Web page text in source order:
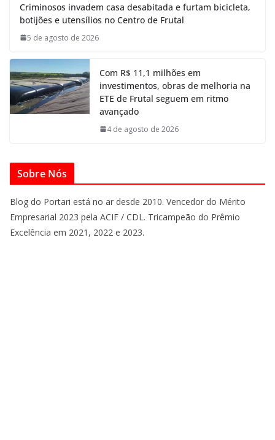
Criminosos invadem casa desabitada e furtam bicicleta,
botijões e utensílios no Centro de Frutal
5 de agosto de 2026
Com R$ 11,1 milhões em
investimentos, obras de melhoria na
ETE de Frutal seguem em ritmo
avançado
4 de agosto de 2026
Sobre Nós
Blog do Portari está no ar desde 2010. Vencedor do Mérito
Empresarial 2023 pela ACIF / CDL. Tricampeão do Prêmio
Excelência em 2021, 2022 e 2023.